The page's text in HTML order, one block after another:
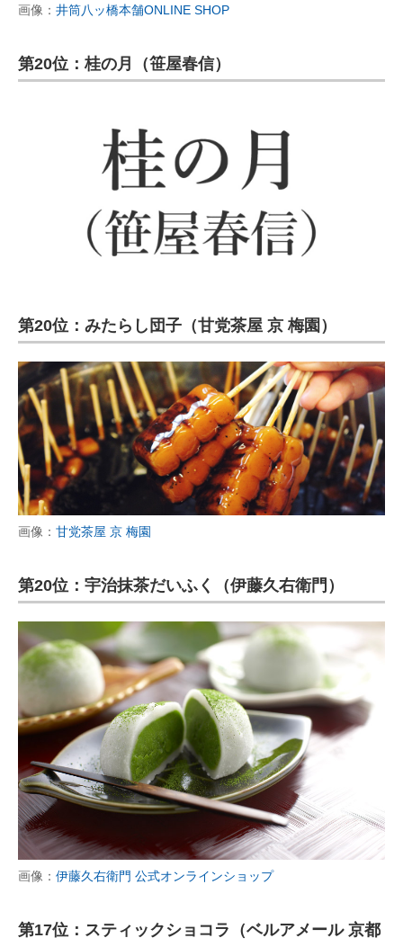
画像： 井筒八ッ橋本舗ONLINE SHOP
第20位：桂の月（笹屋春信）
第20位：みたらし団子（甘党茶屋 京 梅園）
画像： 甘党茶屋 京 梅園
第20位：宇治抹茶だいふく（伊藤久右衛門）
画像： 伊藤久右衛門 公式オンラインショップ
第17位：スティックショコラ（ベルアメール 京都